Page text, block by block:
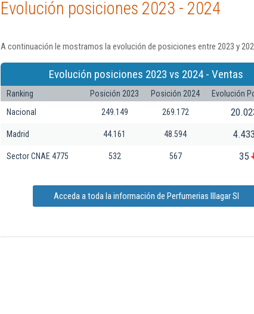
Evolución posiciones 2023 - 2024
A continuación le mostramos la evolución de posiciones entre 2023 y
Evolución posiciones 2023 vs 2024 - Ventas
Ranking Posición 2023 Posición 2024
Evolución
Nacional
249.149 269.172
Madrid 44.161 48.594 4.433
Sector CNAE 4775 532 567 35
Acceda a toda la información de Perfumerias Illagar Sl